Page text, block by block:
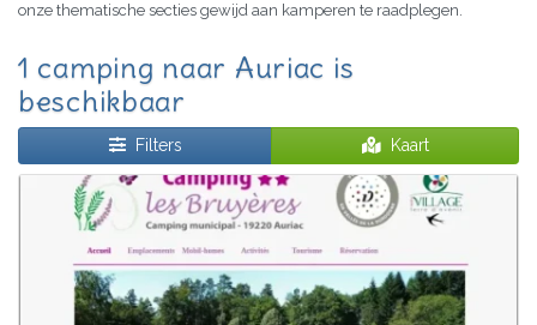
onze thematische secties gewijd aan kamperen te raadplegen.
1 camping naar Auriac is
beschikbaar
Filters Kaart